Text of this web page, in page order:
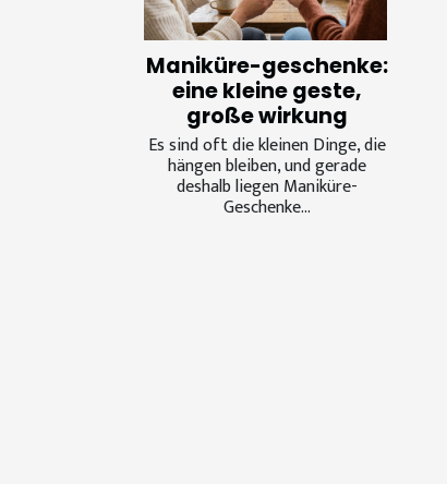
Maniküre-geschenke:
eine kleine geste,
große wirkung
Es sind oft die kleinen Dinge, die
hängen bleiben, und gerade
deshalb liegen Maniküre-
Geschenke...